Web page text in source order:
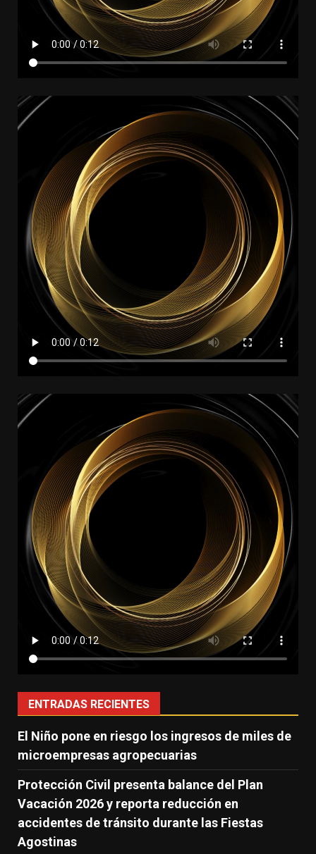
ENTRADAS RECIENTES
El Niño pone en riesgo los ingresos de miles de
microempresas agropecuarias
Protección Civil presenta balance del Plan
Vacación 2026 y reporta reducción en
accidentes de tránsito durante las Fiestas
Agostinas